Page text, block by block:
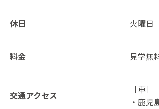
休日 火曜日
料金 見学無
交通アクセス
［車］
・鹿児